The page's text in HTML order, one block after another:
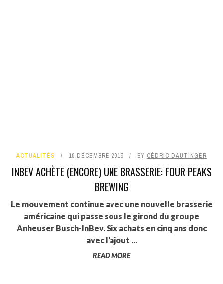
ACTUALITÉS 19 DÉCEMBRE 2015 BY CÉDRIC DAUTINGER
INBEV ACHÈTE (ENCORE) UNE BRASSERIE: FOUR PEAKS
BREWING
Le mouvement continue avec une nouvelle brasserie
américaine qui passe sous le girond du groupe
Anheuser Busch-InBev. Six achats en cinq ans donc
avec l'ajout ...
READ MORE